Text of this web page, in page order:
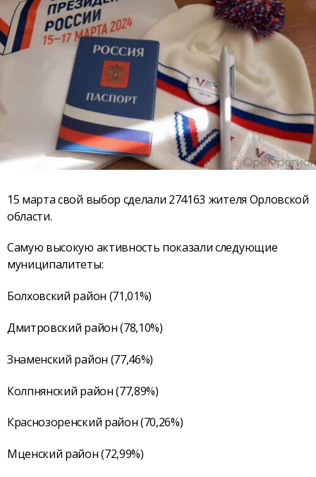
15 марта свой выбор сделали 274163 жителя Орловской
области.
Самую высокую активность показали следующие
муниципалитеты:
Болховский район (71,01%)
Дмитровский район (78,10%)
Знаменский район (77,46%)
Колпнянский район (77,89%)
Краснозоренский район (70,26%)
Мценский район (72,99%)